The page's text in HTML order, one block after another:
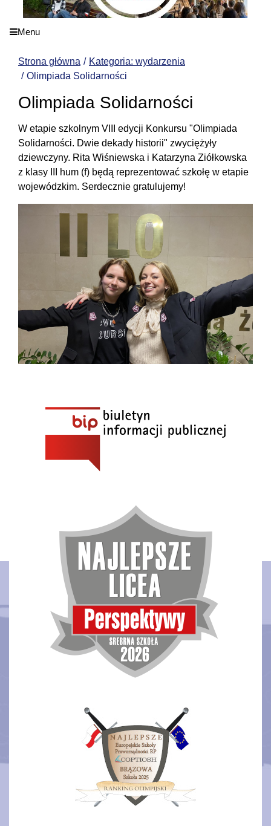
Menu
Strona główna
Kategoria: wydarzenia
Olimpiada Solidarności
Olimpiada Solidarności
W etapie szkolnym VIII edycji Konkursu "Olimpiada
Solidarności. Dwie dekady historii" zwyciężyły
dziewczyny. Rita Wiśniewska i Katarzyna Ziółkowska
z klasy III hum (f) będą reprezentować szkołę w etapie
wojewódzkim. Serdecznie gratulujemy!